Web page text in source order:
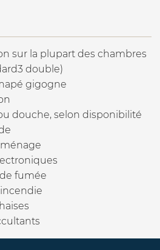
sur la plupart des chambres
double)
gigogne
douche, selon disponibilité
fumée